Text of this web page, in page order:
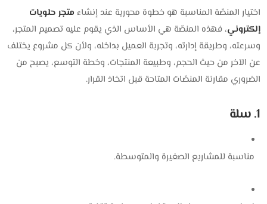
اختيار المنصّة المناسبة هو خطوة محورية عند إنشاء متجر حلويات
إلكتروني، فهذه المنصّة هي الأساس الذي يقوم عليه تصميم المتجر،
وسرعته، وطريقة إدارته، وتجربة العميل بداخله، ولأن كل مشروع يختلف
عن الآخر من حيث الحجم، وطبيعة المنتجات، وخطة التوسع، يصبح من
الضروري مقارنة المنصّات المتاحة قبل اتخاذ القرار.
1. سلة
مناسبة للمشاريع الصغيرة والمتوسطة.